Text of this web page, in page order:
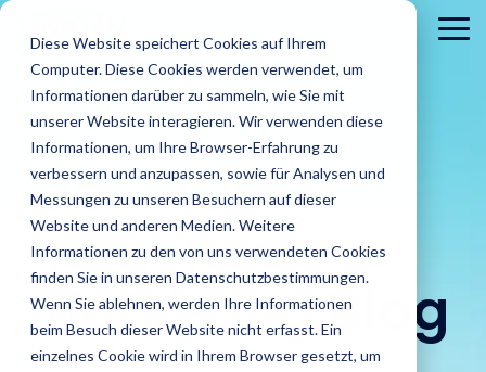
Diese Website speichert Cookies auf Ihrem
Computer. Diese Cookies werden verwendet, um
Informationen darüber zu sammeln, wie Sie mit
unserer Website interagieren. Wir verwenden diese
Informationen, um Ihre Browser-Erfahrung zu
verbessern und anzupassen, sowie für Analysen und
Messungen zu unseren Besuchern auf dieser
Website und anderen Medien. Weitere
Informationen zu den von uns verwendeten Cookies
finden Sie in unseren Datenschutzbestimmungen.
Wenn Sie ablehnen, werden Ihre Informationen
beim Besuch dieser Website nicht erfasst. Ein
einzelnes Cookie wird in Ihrem Browser gesetzt, um
Skip
the
main
content.
Finde Creator
Finde starke
Analysiere
Zielgruppen CRM
Agenturen
Finde heraus
wie IROIN®
Brands
Finde
heraus wie
Blog
In unserem Blog
IROINs®
Rising Stars
Zehn Creator,
Guides &
Reports
Das sind wir Karriere
DerIROIN®
Influencer
Marketing Blog